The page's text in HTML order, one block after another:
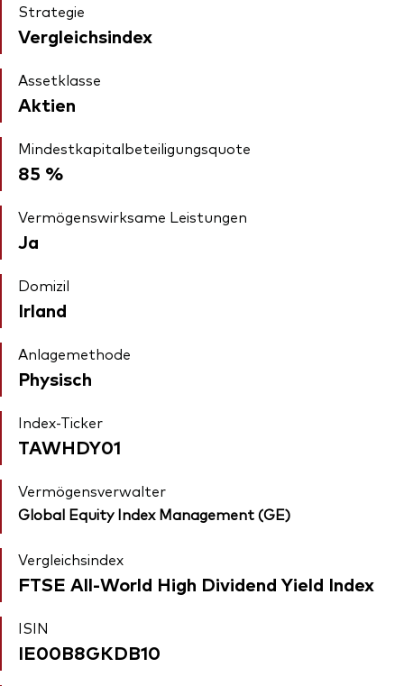
Strategie
Vergleichsindex
Assetklasse
Aktien
Mindestkapitalbeteiligungsquote
85 %
Vermögenswirksame Leistungen
Ja
Domizil
Irland
Anlagemethode
Physisch
Index-Ticker
TAWHDY01
Vermögensverwalter
Global Equity Index Management (GE)
Vergleichsindex
FTSE All-World High Dividend Yield Index
ISIN
IE00B8GKDB10